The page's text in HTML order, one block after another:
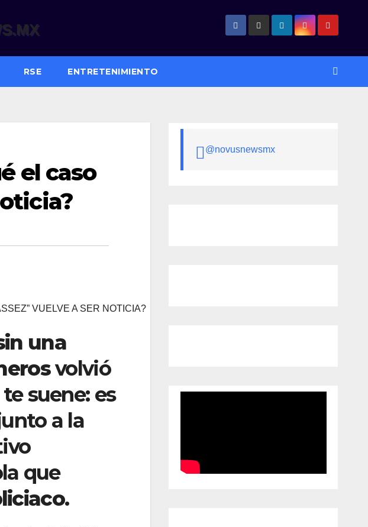
RSE ENTRETENIMIENTO
el caso
VUELVE A SER NOTICIA?
una
volvió
suene: es
a la
que
.
@novusnewsmx